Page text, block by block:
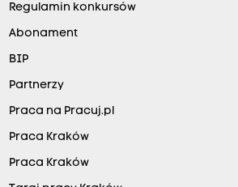
Regulamin konkursów
Abonament
BIP
Partnerzy
Praca na Pracuj.pl
Praca Kraków
Praca Kraków